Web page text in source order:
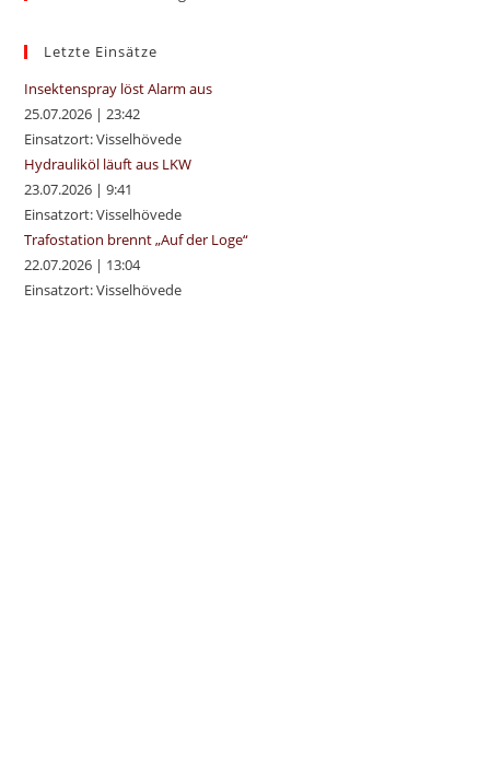
Letzte Einsätze
Insektenspray löst Alarm aus
25.07.2026 |23:42
Einsatzort: Visselhövede
Hydrauliköl läuft aus LKW
23.07.2026 |9:41
Einsatzort: Visselhövede
Trafostation brennt „Auf der Loge“
22.07.2026 | 13:04
Einsatzort: Visselhövede